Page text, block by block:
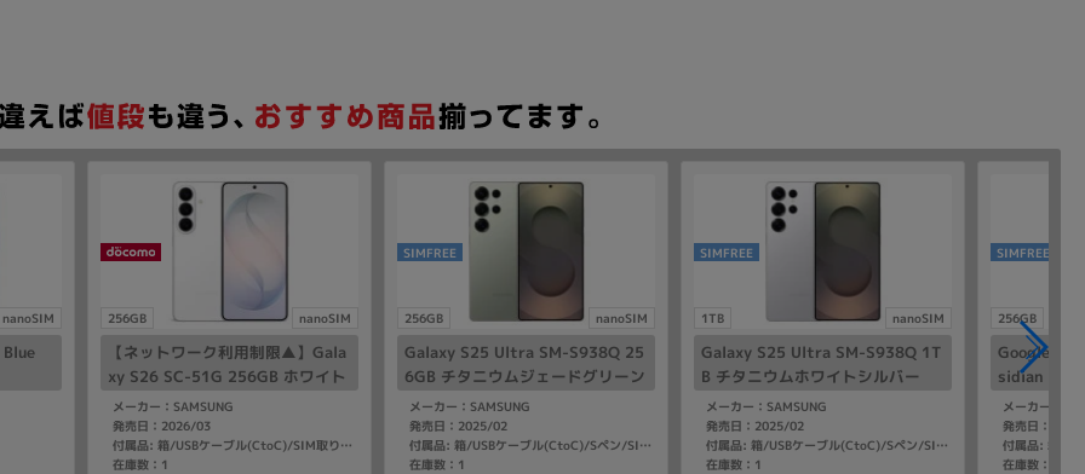
nanoSIM 256GB nanoSIM
【ネットワーク利用制限▲】Gala
xy S26 SC-51G 256GB ホワイト
【docomo版 SIMフリー】
メーカー：SAMSUNG
発売日：2026/03
付属品: 箱/USBケーブル(CtoC)/SIM取り出し用ピン/マニュアル
在庫数：1
256GB nanoSIM
SIMFREE
Galaxy S25 Ultra SM-S938Q 25
6GB チタニウムジェードグリーン
【国内版 SIMフリー】
メーカー：SAMSUNG
発売日：2025/02
付属品: 箱/USBケーブル(CtoC)/Sペン/SIM取り出し用ピン/マニュアル
在庫数：1
1TB nanoSIM
SIMFREE
Galaxy S25 Ultra SM-S938Q 1T
B チタニウムホワイトシルバー
【国内版 SIMフリー】
メーカー：SAMSUNG
発売日：2025/02
付属品: 箱/USBケーブル(CtoC)/Sペン/SIM取り出し用ピン/マニュアル
在庫数：1
256GB
SIMFREE
Google
sidian【国
メーカー：
発売日：
在庫数：2